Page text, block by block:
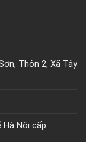
Thôn 2, Xã Tây
Nội cấp.